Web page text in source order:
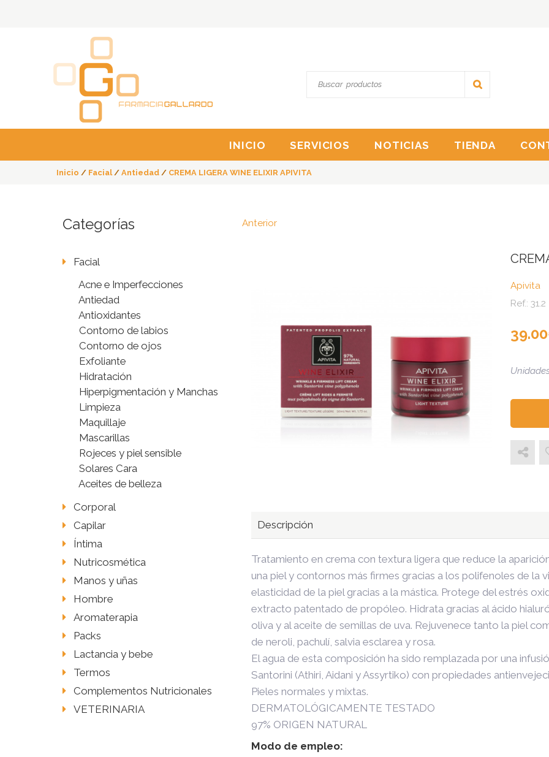
INICIO SERVICIOS NOTICIAS TIENDA
Inicio / Facial / Antiedad / CREMA LIGERA WINE ELIXIR APIVITA
Anterior
Apivita
Ref.: 31.2
39.00
Descripción
Tratamiento en crema con textura ligera que reduce la
una piel y contornos más firmes gracias a los polifenoles de la
elasticidad de la piel gracias a la mástica. Protege del estrés
extracto patentado de propóleo. Hidrata gracias al ácido
oliva y al aceite de semillas de uva. Rejuvenece tanto la piel
de neroli, pachulí, salvia esclarea y rosa.
El agua de esta composición ha sido remplazada por una
Santorini (Athiri, Aidani y Assyrtiko) con propiedades
Pieles normales y mixtas.
DERMATOLÓGICAMENTE TESTADO
97% ORIGEN NATURAL
Modo de empleo:
Categorías
Facial
Acne e Imperfecciones
Antiedad
Antioxidantes
Contorno de labios
Contorno de ojos
Exfoliante
Hidratación
Hiperpigmentación y Manchas
Limpieza
Maquillaje
Mascarillas
Rojeces y piel sensible
Solares Cara
Aceites de belleza
Corporal
Capilar
Íntima
Nutricosmética
Manos y uñas
Hombre
Aromaterapia
Packs
Lactancia y bebe
Termos
Complementos Nutricionales
VETERINARIA